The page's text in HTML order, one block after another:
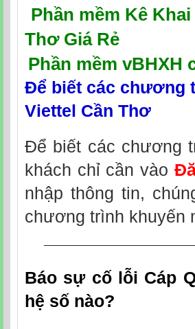
Phần mềm Kê
Thơ Giá Rẻ
Phần mềm vBHXH
Để biết các chương
Viettel Cần Thơ
Để biết các chương
khách chỉ cần vào
nhập thông tin,
chương trình khuyến
Báo sự cố lỗi Cáp
hệ số nào?